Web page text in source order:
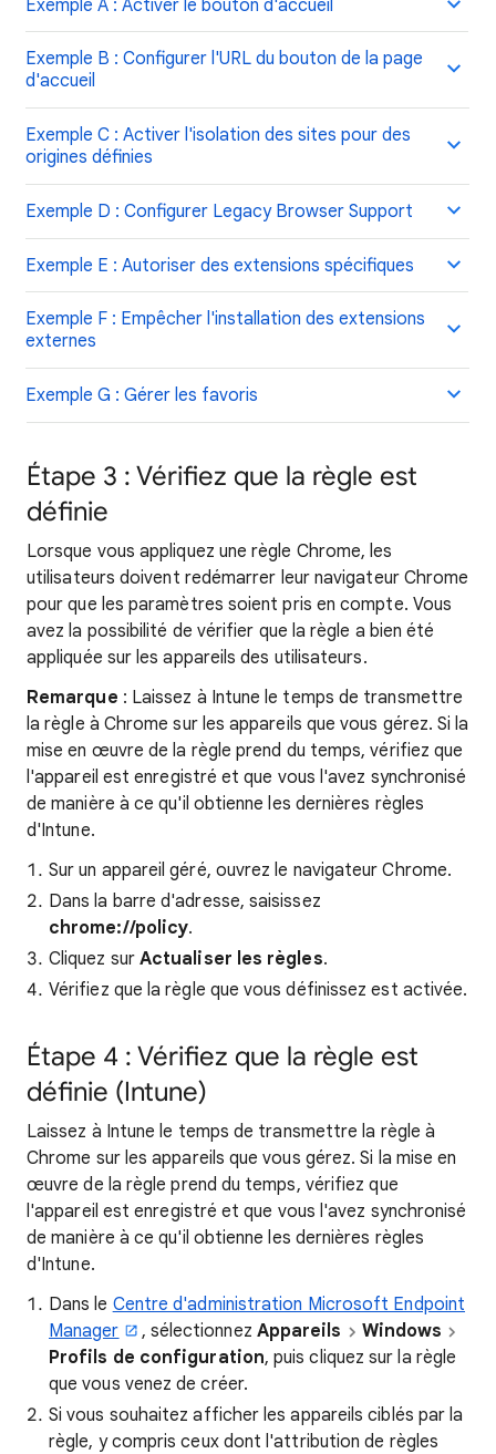
Exemple A : Activer le bouton d'accueil
Exemple B : Configurer l'URL du bouton de la page
d'accueil
Exemple C : Activer l'isolation des sites pour des
origines définies
Exemple D : Configurer Legacy Browser Support
Exemple E : Autoriser des extensions spécifiques
Exemple F : Empêcher l'installation des extensions
externes
Exemple G : Gérer les favoris
Étape 3 : Vérifiez que la règle est
définie
Lorsque vous appliquez une règle Chrome, les
utilisateurs doivent redémarrer leur navigateur Chrome
pour que les paramètres soient pris en compte. Vous
avez la possibilité de vérifier que la règle a bien été
appliquée sur les appareils des utilisateurs.
Remarque : Laissez à Intune le temps de transmettre
la règle à Chrome sur les appareils que vous gérez. Si la
mise en œuvre de la règle prend du temps, vérifiez que
l'appareil est enregistré et que vous l'avez synchronisé
de manière à ce qu'il obtienne les dernières règles
d'Intune.
Sur un appareil géré, ouvrez le navigateur Chrome.
Dans la barre d'adresse, saisissez
chrome://policy.
Cliquez sur Actualiser les règles.
Vérifiez que la règle que vous définissez est activée.
Étape 4 : Vérifiez que la règle est
définie (Intune)
Laissez à Intune le temps de transmettre la règle à
Chrome sur les appareils que vous gérez. Si la mise en
œuvre de la règle prend du temps, vérifiez que
l'appareil est enregistré et que vous l'avez synchronisé
de manière à ce qu'il obtienne les dernières règles
d'Intune.
Dans le Centre d'administration Microsoft Endpoint
Manager
, sélectionnez Appareils
Windows
Profils de configuration, puis cliquez sur la règle
que vous venez de créer.
Si vous souhaitez afficher les appareils ciblés par la
règle, y compris ceux dont l'attribution de règles